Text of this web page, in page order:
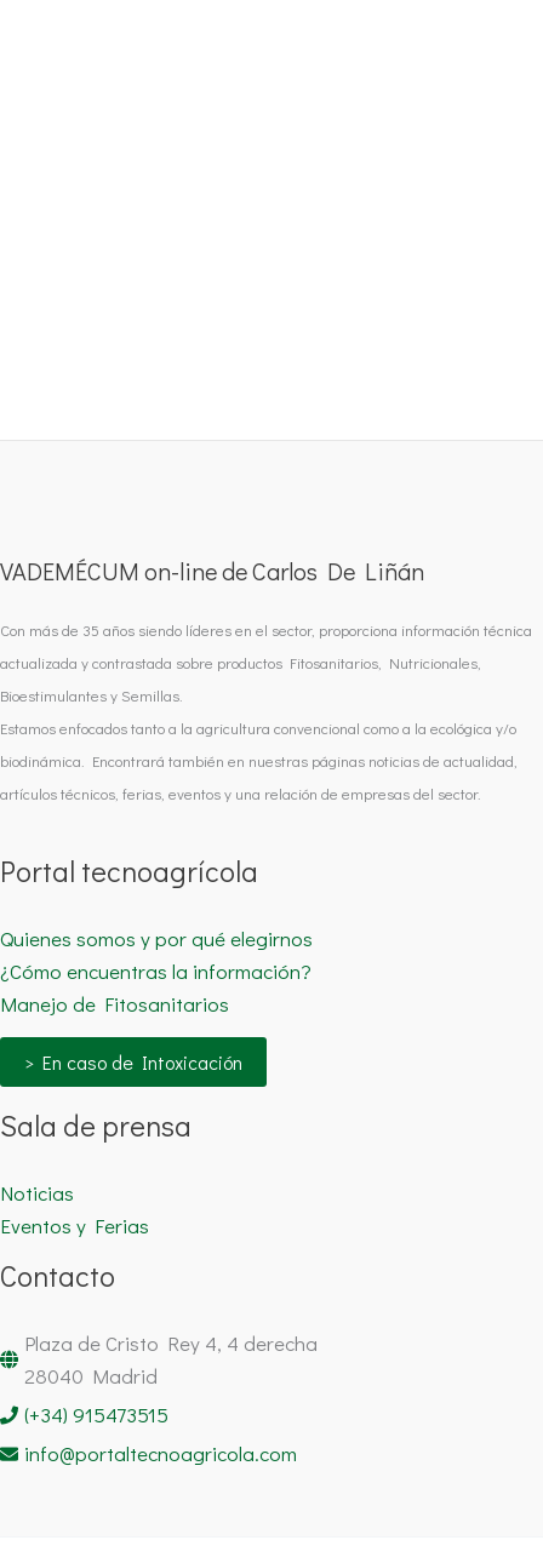
VADEMÉCUM on-line de Carlos De Liñán
Con más de 35 años siendo líderes en el sector, proporciona información técnica
actualizada y contrastada sobre productos Fitosanitarios, Nutricionales,
Bioestimulantes y Semillas.
Estamos enfocados tanto a la agricultura convencional como a la ecológica y/o
biodinámica. Encontrará también en nuestras páginas noticias de actualidad,
artículos técnicos, ferias, eventos y una relación de empresas del sector.
Portal tecnoagrícola
Quienes somos y por qué elegirnos
¿Cómo encuentras la información?
Manejo de Fitosanitarios
> En caso de Intoxicación
Sala de prensa
Noticias
Eventos y Ferias
Contacto
Plaza de Cristo Rey 4, 4 derecha
28040 Madrid
(+34) 915473515
info@portaltecnoagricola.com